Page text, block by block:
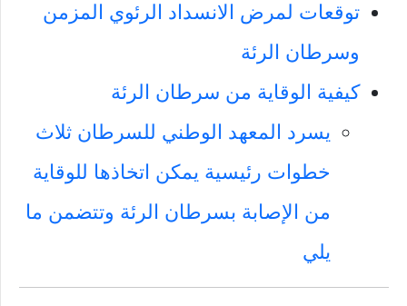
توقعات لمرض الانسداد الرئوي المزمن
وسرطان الرئة
كيفية الوقاية من سرطان الرئة
يسرد المعهد الوطني للسرطان ثلاث
خطوات رئيسية يمكن اتخاذها للوقاية
من الإصابة بسرطان الرئة وتتضمن ما
يلي